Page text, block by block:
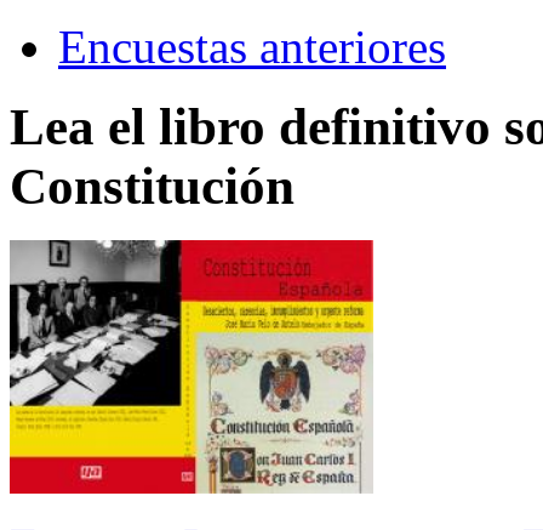
Encuestas anteriores
Lea el libro definitivo
Constitución